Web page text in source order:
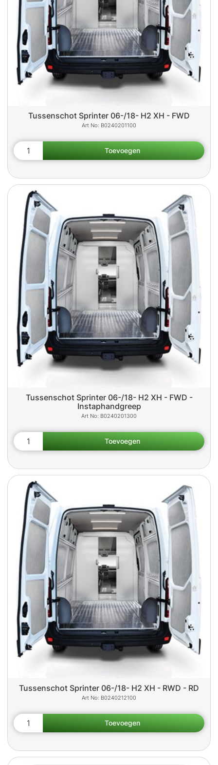
Tussenschot Sprinter 06-/18- H2 XH - FWD
B0240201100
Tussenschot Sprinter 06-/18- H2 XH - FWD -
Instaphandgreep
B0240201300
Tussenschot Sprinter 06-/18- H2 XH - RWD - RD
B0240212100